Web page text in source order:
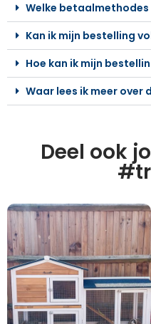
Welke
Kan ik mijn bestelling
Hoe kan ik mijn
Waar lees ik meer over
Deel ook